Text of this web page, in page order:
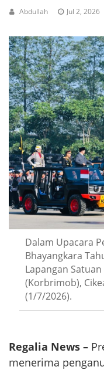
Abdullah Jul 2, 2026
Dalam Upacara
Bhayangkara
Lapangan
(Korbrimob),
(1/7/2026).
Regalia News –
menerima